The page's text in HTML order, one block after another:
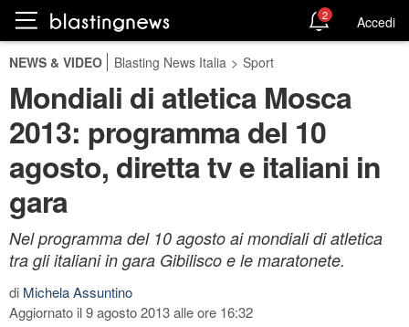
2 Accedi
NEWS & VIDEO Blasting News Italia > Sport
Mondiali di atletica Mosca
2013: programma del 10
agosto, diretta tv e italiani in
gara
Nel programma del 10 agosto ai mondiali di atletica
tra gli italiani in gara Gibilisco e le maratonete.
di Michela Assuntino
Aggiornato il 9 agosto 2013 alle ore 16:32